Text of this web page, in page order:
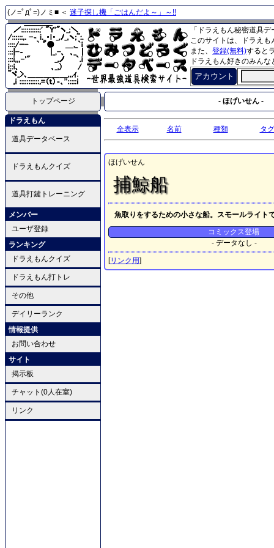
(ノ=ﾟдﾟ=)ノミ■ ＜ 迷子探し機「ごはんだよ～」～!!
「ドラえもん秘密道具
このサイトは、ドラえ
また、 登録(無料)すると
ドラえもん好きのみん
アカウント
トップページ - ほげいせん -
ドラえもん
道具データベース
ドラえもんクイズ
道具打鍵トレーニング
メンバー
ユーザ登録
ランキング
ドラえもんクイズ
ドラえもん打トレ
その他
デイリーランク
情報提供
お問い合わせ
サイト
掲示板
チャット(0人在室)
リンク
全表示 名前 種類 タグ
ほげいせん
捕鯨船
魚取りをするための小さな船。スモールライト
コミックス登場
- データなし -
[リンク用]